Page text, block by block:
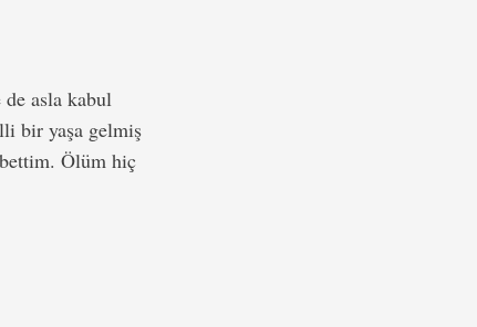
de asla kabul
bir yaşa gelmiş
Ölüm hiç